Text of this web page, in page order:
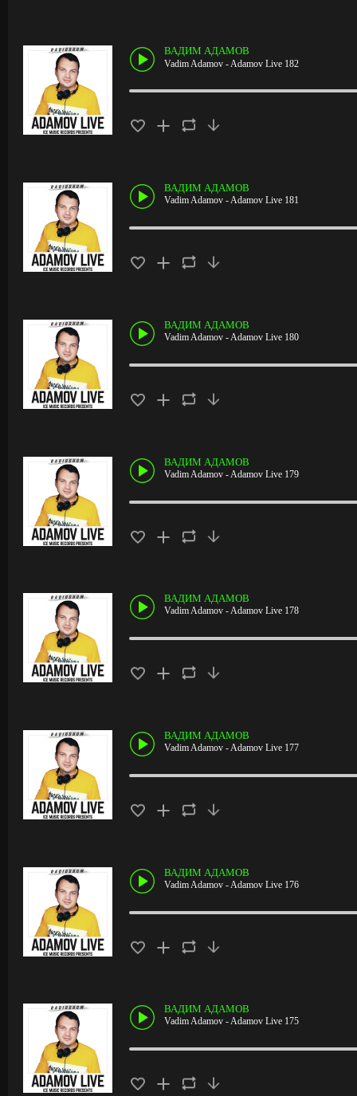
ВАДИМ АДАМОВ
Vadim Adamov - Adamov Live 182
ВАДИМ АДАМОВ
Vadim Adamov - Adamov Live 181
ВАДИМ АДАМОВ
Vadim Adamov - Adamov Live 180
ВАДИМ АДАМОВ
Vadim Adamov - Adamov Live 179
ВАДИМ АДАМОВ
Vadim Adamov - Adamov Live 178
ВАДИМ АДАМОВ
Vadim Adamov - Adamov Live 177
ВАДИМ АДАМОВ
Vadim Adamov - Adamov Live 176
ВАДИМ АДАМОВ
Vadim Adamov - Adamov Live 175